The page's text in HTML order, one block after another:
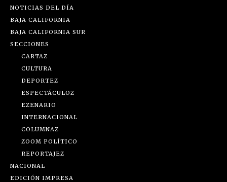
NOTICIAS DEL DÍA
BAJA CALIFORNIA
BAJA CALIFORNIA SUR
SECCIONES
CARTAZ
CULTURA
DEPORTEZ
ESPECTÁCULOZ
EZENARIO
INTERNACIONAL
COLUMNAZ
ZOOM POLÍTICO
REPORTAJEZ
NACIONAL
EDICIÓN IMPRESA